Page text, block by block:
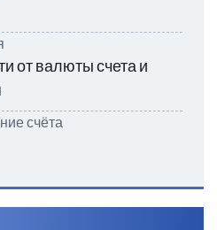
от валюты счета и
счёта